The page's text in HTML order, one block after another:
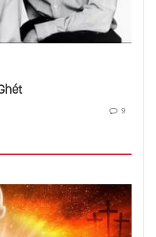
Là Đeo Mặt Nạ Vào Và
Khác Bằng Mắt
9